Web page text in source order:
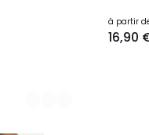
à partir
16,90